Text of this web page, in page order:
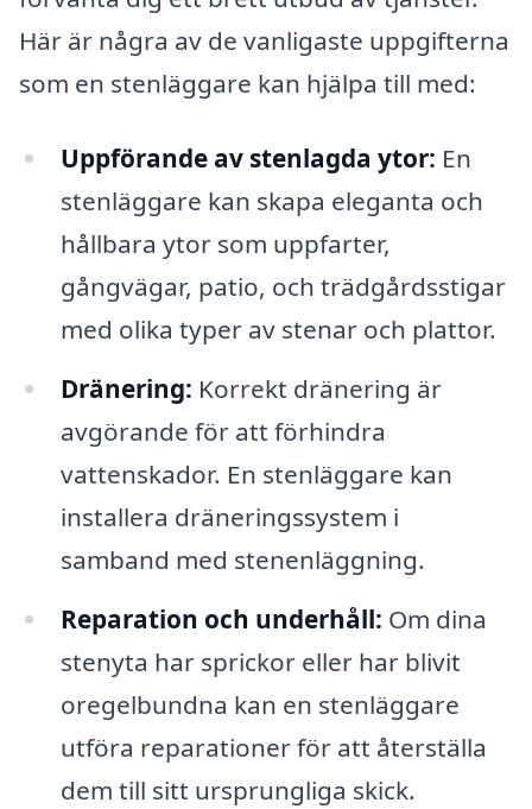
Här är några av de vanligaste uppgifterna
som en stenläggare kan hjälpa till med:
Uppförande av stenlagda ytor: En
stenläggare kan skapa eleganta och
hållbara ytor som uppfarter,
gångvägar, patio, och trädgårdsstigar
med olika typer av stenar och plattor.
Dränering: Korrekt dränering är
avgörande för att förhindra
vattenskador. En stenläggare kan
installera dräneringssystem i
samband med stenenläggning.
Reparation och underhåll: Om dina
stenyta har sprickor eller har blivit
oregelbundna kan en stenläggare
utföra reparationer för att återställa
dem till sitt ursprungliga skick.